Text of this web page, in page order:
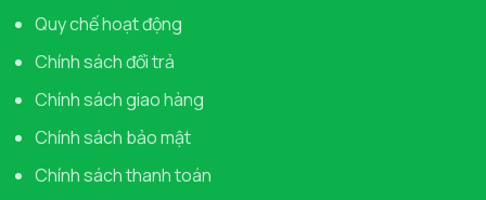
Quy chế hoạt động
Chính sách đổi trả
Chính sách giao hàng
Chính sách bảo mật
Chính sách thanh toán